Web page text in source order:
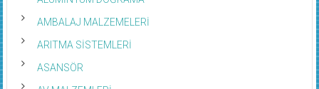
AMBALAJ MALZEMELERİ
ARITMA SİSTEMLERİ
ASANSÖR